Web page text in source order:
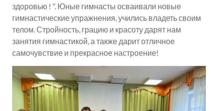
здоровью ! “. Юные гимнасты осваивали новые
гимнастические упражнения, учились владеть своим
телом. Стройность, грацию и красоту дарят нам
занятия гимнастикой, а также дарит отличное
самочувствие и прекрасное настроение!